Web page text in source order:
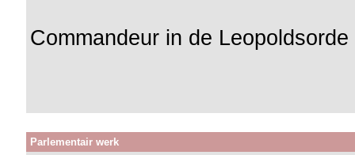
Commandeur in de
Parlementair werk